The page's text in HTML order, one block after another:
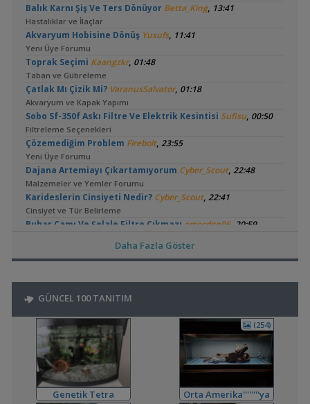
Balık Karnı Şiş Ve Ters Dönüyor Betta_King, 13:41
Hastalıklar ve İlaçlar
Akvaryum Hobisine Dönüş Yusufs, 11:41
Yeni Üye Forumu
Toprak Seçimi Kaangzkr, 01:48
Taban ve Gübreleme
Çatlak Mı Çizik Mi? VaranusSalvator, 01:18
Akvaryum ve Kapak Yapımı
Sobo Sf-350f Askı Filtre Ve Elektrik Kesintisi Sufisu, 00:50
Filtreleme Seçenekleri
Çözemediğim Problem Firebolt, 23:55
Yeni Üye Forumu
Dajana Artemiayı Çıkartamıyorum Cyber_Scout, 22:48
Malzemeler ve Yemler Forumu
Karideslerin Cinsiyeti Nedir? Cyber_Scout, 22:41
Cinsiyet ve Tür Belirleme
Buhar Camı Ve Şelale Filtre Çıkmazı emocdgn06, 20:59
🧿 En Güzel Fotoğraflarınızı GösterinFrkn
Akvaryum ve Su Altı Fotoğrafçılığı
Akvaryum Tanıtımı
Tankta Yosun İstilası Betta_King
Akvaryum ve Tür Tavsiyesi
Ternapi Medaka Pondları 12:44
Akvaryum Tanıtımı
Bitki Kum Ve Balık Tavsiyesi Cyber_Scout,02:16
Akvaryum ve Tür Tavsiyesi
Melek BalığıMilners,00:08
Yeni Üye Forumu
Daha Fazla Göster
GÜNCEL 100 TANITIM
Genetik Tetra
(254)
Orta Amerika''''''''ya